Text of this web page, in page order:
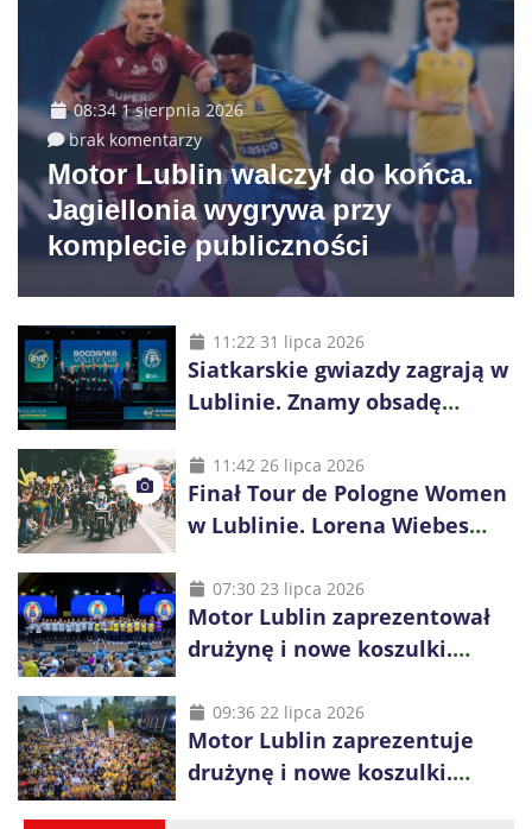
08:34 1 sierpnia 2026
brak komentarzy
Motor Lublin walczył do końca.
Jagiellonia wygrywa przy
komplecie publiczności
11:22 31 lipca 2026
Siatkarskie gwiazdy zagrają w
Lublinie. Znamy obsadę
11:42 26 lipca 2026
Finał Tour de Pologne Women
w Lublinie. Lorena Wiebes
07:30 23 lipca 2026
Motor Lublin zaprezentował
drużynę i nowe koszulki.
zespół w sezonie 2026/27
09:36 22 lipca 2026
Motor Lublin zaprezentuje
drużynę i nowe koszulki.